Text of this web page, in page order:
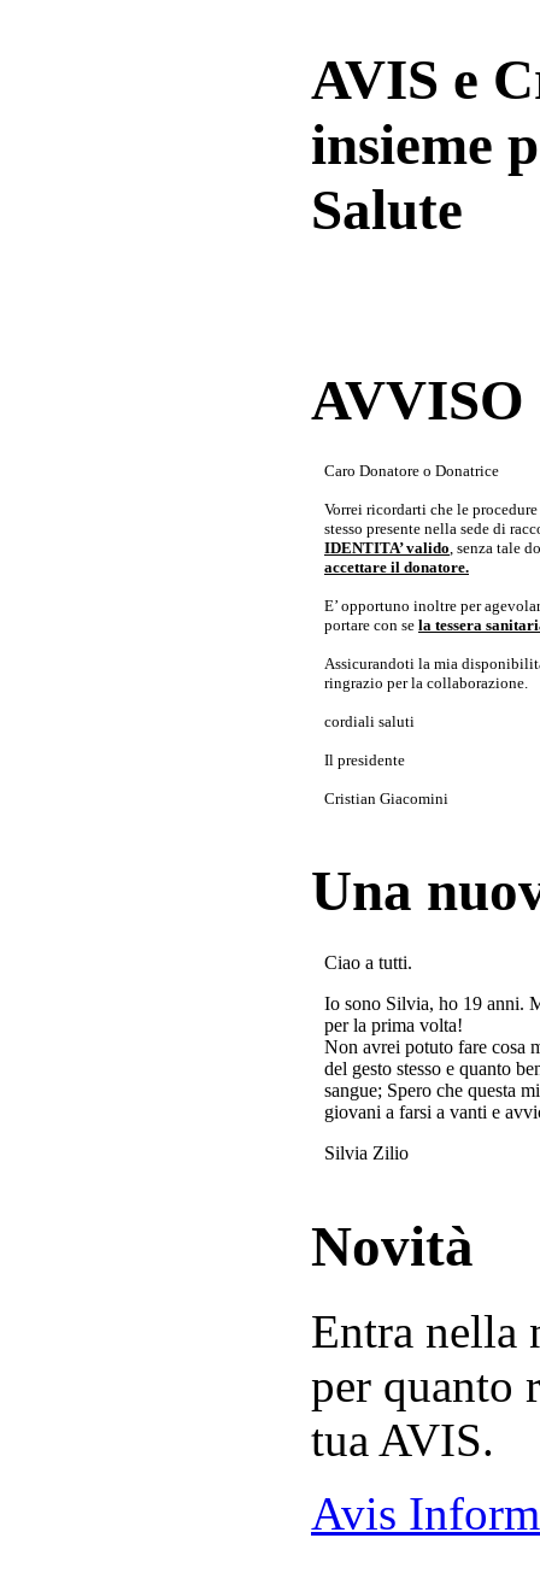
AVIS e
insieme
Salute
Caro Donatore o Donatrice
Vorrei ricordarti che le
stesso presente nella sede di
IDENTITA’ valido, senza tale
accettare il donatore.
E’ opportuno inoltre per
portare con se la tessera
Assicurandoti la mia
ringrazio per la collaborazione.
cordiali saluti
Il presidente
Cristian Giacomini
Una
Ciao a tutti.
Io sono Silvia, ho 19 anni.
per la prima volta!
Non avrei potuto fare cosa
del gesto stesso e quanto
sangue; Spero che questa
giovani a farsi a vanti e
Silvia Zilio
Novità
Entra nella
per quanto
tua AVIS.
Avis